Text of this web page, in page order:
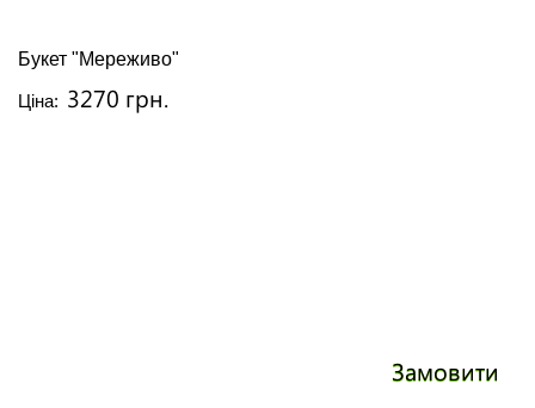
Букет "Мереживо"
Ціна: 3270 грн.
Замовити